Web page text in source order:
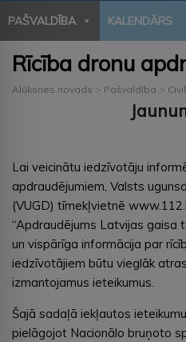
PAŠVALDĪBA KALENDĀRS
Rīcība dronu
Alūksnes novads > Pašvaldība >
Lai veicinātu iedzīvotāju
apdraudējumiem, Valsts
(VUGD) tīmekļvietnē
“Apdraudējums Latvijas gaisa
un vispārīga informācija par
iedzīvotājiem būtu vieglāk
izmantojamus ieteikumus.
Šajā sadaļā iekļautos
pielāgojot Nacionālo bruņoto